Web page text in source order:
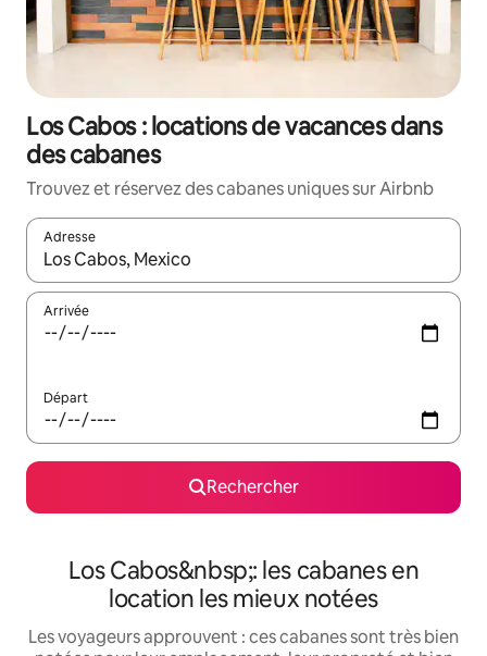
Los Cabos : locations de vacances dans
des cabanes
Trouvez et réservez des cabanes uniques sur Airbnb
Adresse
Lorsque les résultats s'affichent, utilisez les flèches vers le
Arrivée
Départ
Rechercher
Los Cabos&nbsp;: les cabanes en
location les mieux notées
Les voyageurs approuvent : ces cabanes sont très bien